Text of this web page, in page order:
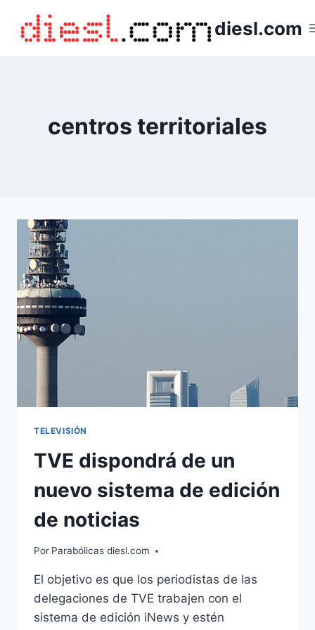
contenido
diesl.com
centros territoriales
TELEVISIÓN
TVE dispondrá de un
nuevo sistema de edición
de noticias
Por Parabólicas diesl.com
El objetivo es que los periodistas de las
delegaciones de TVE trabajen con el
sistema de edición iNews y estén